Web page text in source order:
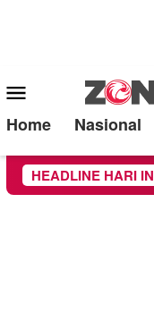
Mobile
Menu
Home Nasional
HEADLINE HARI
Chandra Diperiksa